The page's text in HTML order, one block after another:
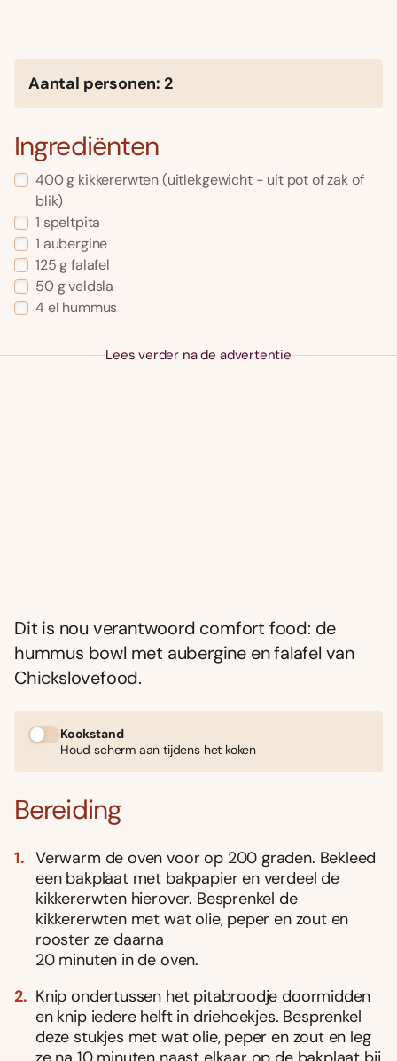
Aantal personen: 2
Ingrediënten
400 g kikkererwten (uitlekgewicht - uit pot of zak of
blik)
1 speltpita
1 aubergine
125 g falafel
50 g veldsla
4 el hummus
Lees verder na de advertentie
Dit is nou verantwoord comfort food: de
hummus bowl met aubergine en falafel van
Chickslovefood.
Kookstand
Houd scherm aan tijdens het koken
Bereiding
Verwarm de oven voor op 200 graden. Bekleed
een bakplaat met bakpapier en verdeel de
kikkererwten hierover. Besprenkel de
kikkererwten met wat olie, peper en zout en
rooster ze daarna
20 minuten in de oven.
Knip ondertussen het pitabroodje doormidden
en knip iedere helft in driehoekjes. Besprenkel
deze stukjes met wat olie, peper en zout en leg